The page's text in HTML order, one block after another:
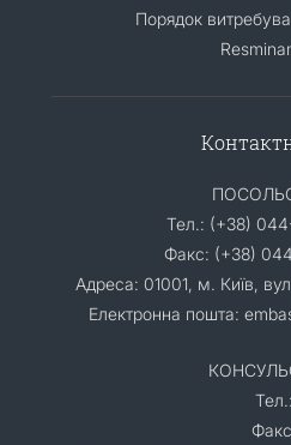
Порядок
Тел.: (+38)
Факс: (+38)
Адреса: 01001, м. Київ,
Електронна пошта:
Тел.: